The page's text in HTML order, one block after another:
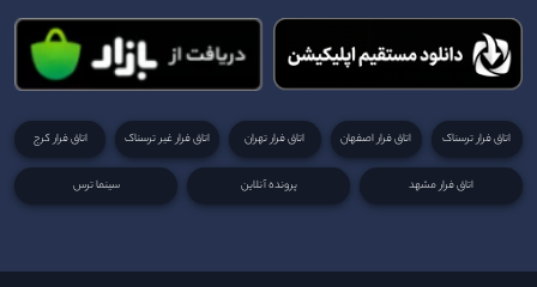
اتاق فرار ترسناک اتاق فرار اصفهان اتاق فرار تهران اتاق فرار غیر ترسناک اتاق فرار کرج
اتاق فرار مشهد پرونده آنلاین سینما ترس